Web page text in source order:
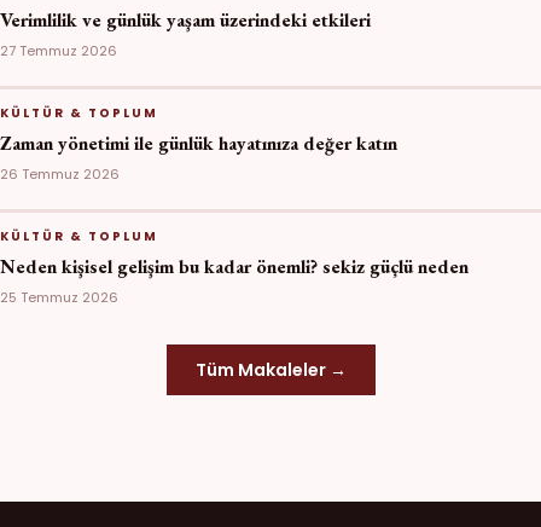
Verimlilik ve günlük yaşam üzerindeki etkileri
27 Temmuz 2026
KÜLTÜR & TOPLUM
Zaman yönetimi ile günlük hayatınıza değer katın
26 Temmuz 2026
KÜLTÜR & TOPLUM
Neden kişisel gelişim bu kadar önemli? sekiz güçlü neden
25 Temmuz 2026
Tüm Makaleler →